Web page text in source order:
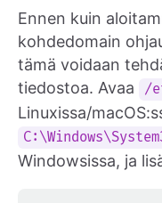
Ennen kuin
kohdedomain
tämä voidaan
tiedostoa. Avaa
/
Linuxissa/
Windowsissa, ja